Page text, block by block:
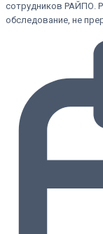
сотрудников РАЙПО.
обследование, не